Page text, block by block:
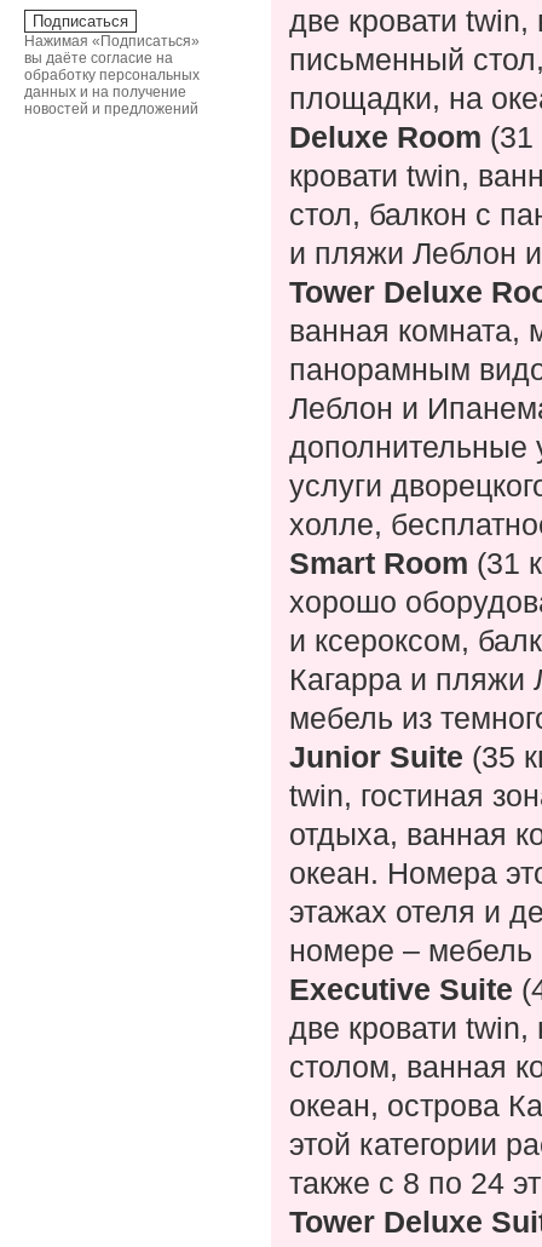
Нажимая «Подписаться»
вы даёте согласие на
обработку персональных
данных и на получение
новостей и предложений
две кровати twin,
письменный
площадки, на
Deluxe Room (31
кровати twin,
стол, балкон с
и пляжи Леблон
Tower Deluxe
ванная комната,
панорамным
Леблон и
дополнительные
услуги
холле,
Smart Room (31
хорошо
и ксероксом,
Кагарра и
мебель из
Junior Suite (35
twin, гостиная
отдыха, ванная
океан. Номера
этажах отеля и
номере – мебель
Executive Suite
две кровати
столом, ванная
океан, острова
этой категории
также с 8 по 24
Tower Deluxe